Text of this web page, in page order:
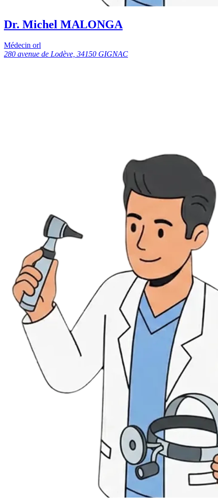
Dr. Michel MALONGA
Médecin orl
280 avenue de Lodève, 34150 GIGNAC